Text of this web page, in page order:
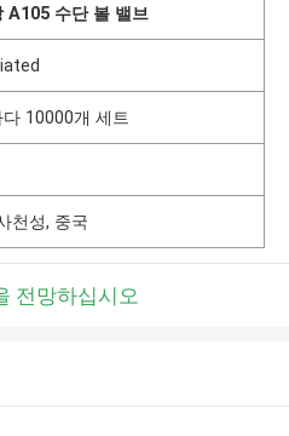
A105 수단 볼 밸브
10000개 세트
천성, 중국
전망하십시오